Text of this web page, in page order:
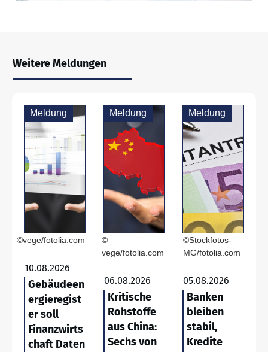
Weitere Meldungen
Meldung
©vege/fotolia.com
10.08.2026
Gebäudeen
ergieregist
er soll
Finanzwirts
chaft Daten
Meldung
©
vege/fotolia.com
06.08.2026
Kritische
Rohstoffe
aus China:
Sechs von
Meldung
©Stockfotos-
MG/fotolia.com
05.08.2026
Banken
bleiben
stabil,
Kredite